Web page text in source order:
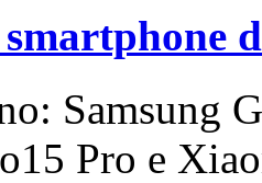
Samsung
Pro e